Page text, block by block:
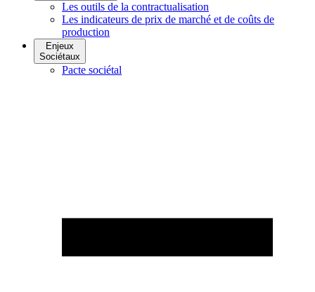
Les outils de la contractualisation
Les indicateurs de prix de marché et de coûts de
production
Enjeux
Sociétaux
Pacte sociétal